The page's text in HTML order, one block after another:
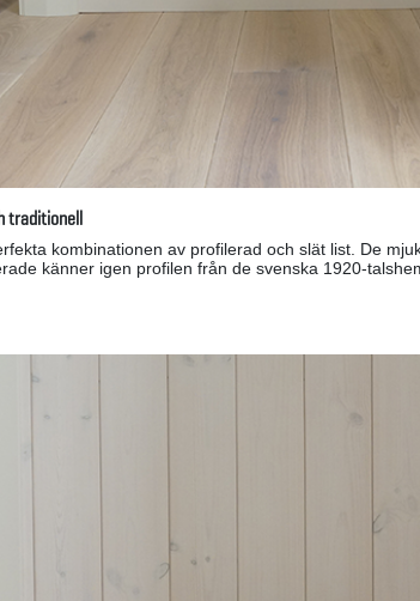
traditionell
kombinationen av profilerad och slät list. De
känner igen profilen från de svenska 1920-